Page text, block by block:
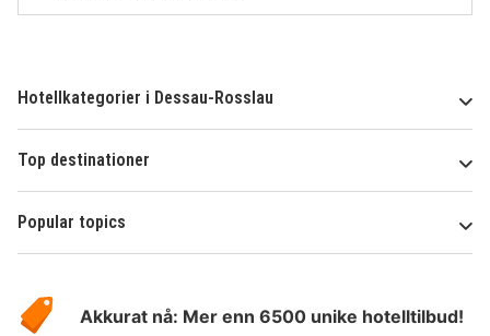
Hotellkategorier i Dessau-Rosslau
Top destinationer
Popular topics
Hotelspecials
Akkurat nå: Mer enn 6500 unike hotelltilbud!